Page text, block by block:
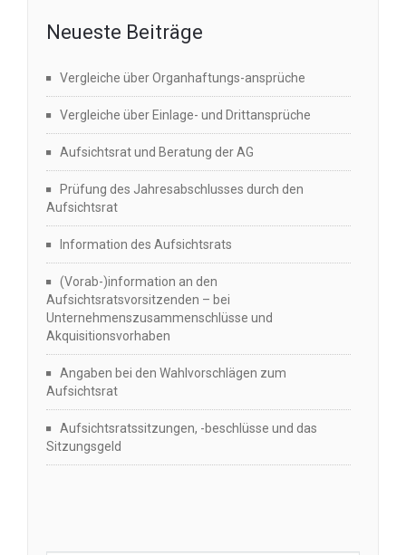
Neueste Beiträge
Vergleiche über Organhaftungs-ansprüche
Vergleiche über Einlage- und Drittansprüche
Aufsichtsrat und Beratung der AG
Prüfung des Jahresabschlusses durch den
Aufsichtsrat
Information des Aufsichtsrats
(Vorab-)information an den
Aufsichtsratsvorsitzenden – bei
Unternehmenszusammenschlüsse und
Akquisitionsvorhaben
Angaben bei den Wahlvorschlägen zum
Aufsichtsrat
Aufsichtsratssitzungen, -beschlüsse und das
Sitzungsgeld